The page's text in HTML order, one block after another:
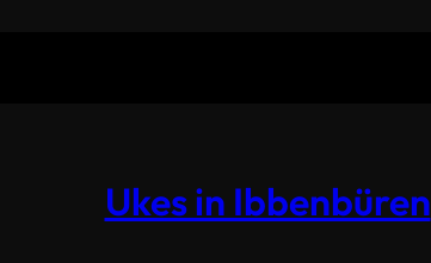
Ukes in Ibbenbüren